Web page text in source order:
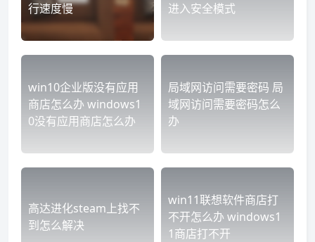
行速度慢
进入安全模式
win10企业版没有应用
商店怎么办 windows1
0没有应用商店怎么办
局域网访问需要密码 局
域网访问需要密码怎么
办
高达进化steam上找不
到怎么解决
win11联想软件商店打
不开怎么办 windows1
1商店打不开